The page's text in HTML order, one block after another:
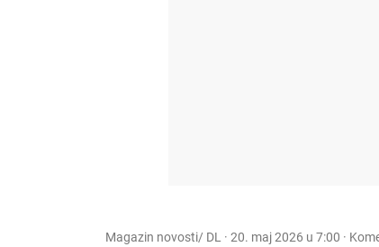
Magazin novosti/ DL · 20. maj 2026 u 7:00 ·